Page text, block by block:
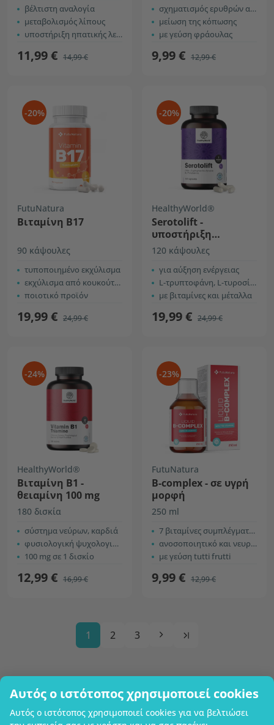
Αυτός ο ιστότοπος χρησιμοποιεί cookies
Αυτός ο ιστότοπος χρησιμοποιεί cookies για να βελτιώσει
βέλτιστη αναλογία
μεταβολισμός λίπους
υποστήριξη ηπατικής λειτουργίας
11,99 € 14,99 €
παιδιά
σχηματισμός ερυθρών αιμοσφαιρίων και αιμοσφαιρίνης
μείωση της κόπωσης
με γεύση φράουλας
9,99 € 12,99 €
-20%
FutuNatura
Βιταμίνη Β17
90 κάψουλες
τυποποιημένο εκχύλισμα
εκχύλισμα από κουκούτσια βερίκοκου
ποιοτικό προϊόν
19,99 € 24,99 €
-20%
HealthyWorld®
Serotolift -
υποστήριξη
σεροτονίνης
120 κάψουλες
για αύξηση ενέργειας
L-τρυπτοφάνη, L-τυροσίνη και L-φαινυλαλανίνη
με βιταμίνες και μέταλλα
19,99 € 24,99 €
-24%
HealthyWorld®
Βιταμίνη Β1 -
θειαμίνη 100 mg
180 δισκία
σύστημα νεύρων, καρδιά
φυσιολογική ψυχολογική λειτουργία
100 mg σε 1 δισκίο
12,99 € 16,99 €
-23%
FutuNatura
Β-complex - σε υγρή
μορφή
250 ml
7 βιταμίνες συμπλέγματος B
ανοσοποιητικό και νευρικό σύστημα, περισσότερη ενέργεια
με γεύση tutti frutti
9,99 € 12,99 €
1 2 3
Επωνυμία επιχείρησης